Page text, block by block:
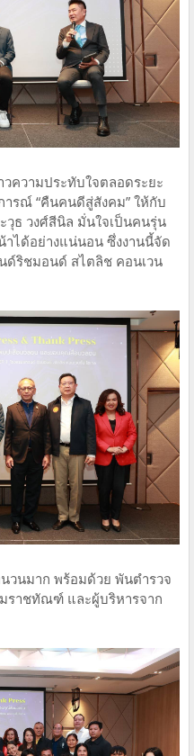
วความประทับใจตลอดระยะ
ารณ์ “คืนคนดีสู่สังคม” ให้กับ
ธ วงศ์สีนิล มั่นใจเป็นคนรุ่น
ได้อย่างแน่นอน ซึ่งงานนี้จัด
ด์ริชมอนด์ สไตลิช คอนเวน
วนมาก พร้อมด้วย พันตำรวจ
ราชทัณฑ์ และผู้บริหารจาก